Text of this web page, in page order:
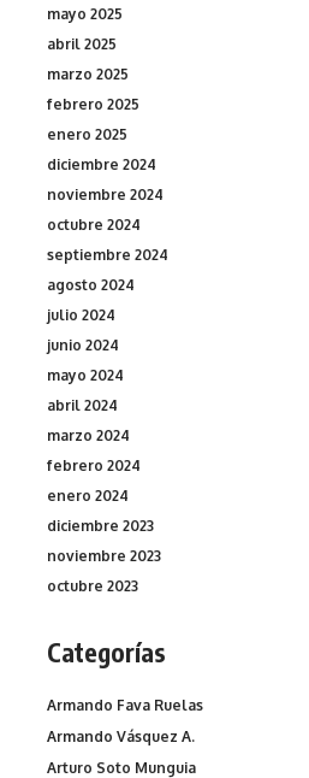
mayo 2025
abril 2025
marzo 2025
febrero 2025
enero 2025
diciembre 2024
noviembre 2024
octubre 2024
septiembre 2024
agosto 2024
julio 2024
junio 2024
mayo 2024
abril 2024
marzo 2024
febrero 2024
enero 2024
diciembre 2023
noviembre 2023
octubre 2023
Categorías
Armando Fava Ruelas
Armando Vásquez A.
Arturo Soto Munguia